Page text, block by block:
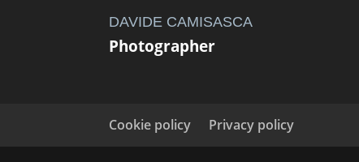
DAVIDE CAMISASCA
Photographer
Cookie policy Privacy policy